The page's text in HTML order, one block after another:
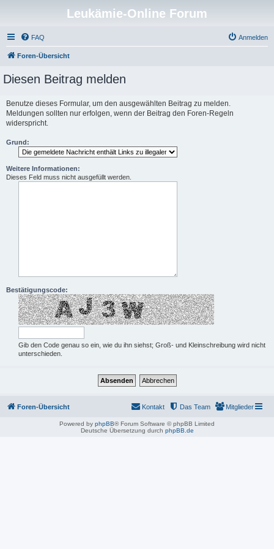
Leukämie-Online Forum
FAQ Anmelden
Foren-Übersicht
Diesen Beitrag melden
Benutze dieses Formular, um den ausgewählten Beitrag zu melden.
Meldungen sollten nur erfolgen, wenn der Beitrag den Foren-Regeln
widerspricht.
Grund:
Weitere Informationen:
Dieses Feld muss nicht ausgefüllt werden.
Bestätigungscode:
Gib den Code genau so ein, wie du ihn siehst; Groß- und Kleinschreibung wird nicht
unterschieden.
Foren-Übersicht Mitglieder
Das Team
Kontakt
Powered by phpBB® Forum Software © phpBB Limited
Deutsche Übersetzung durch phpBB.de